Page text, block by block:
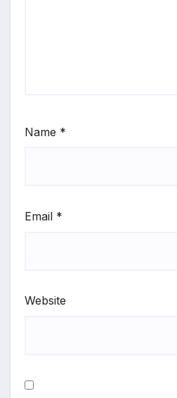
Name *
Email *
Website